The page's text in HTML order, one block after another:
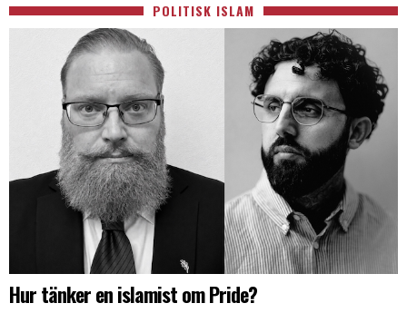
POLITISK ISLAM
Hur tänker en islamist om Pride?